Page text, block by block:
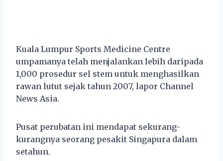
Kuala Lumpur Sports Medicine Centre
umpamanya telah menjalankan lebih daripada
1,000 prosedur sel stem untuk menghasilkan
rawan lutut sejak tahun 2007, lapor Channel
News Asia.
Pusat perubatan ini mendapat sekurang-
kurangnya seorang pesakit Singapura dalam
setahun.